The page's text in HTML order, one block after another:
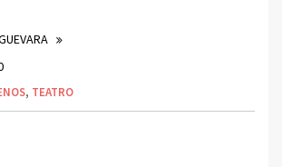
, TEATRO